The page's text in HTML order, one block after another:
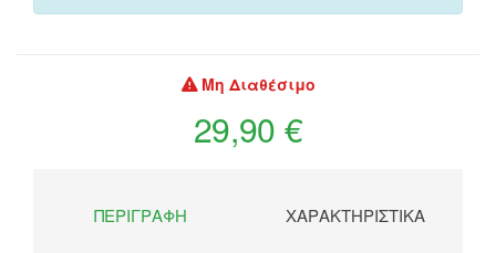
Μη Διαθέσιμο
29,90 €
ΠΕΡΙΓΡΑΦΉ ΧΑΡΑΚΤΗΡΙΣΤΙΚΆ